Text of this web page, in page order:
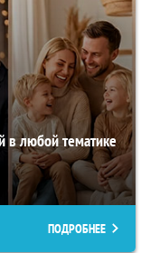
в любой тематике
ПОДРОБНЕЕ